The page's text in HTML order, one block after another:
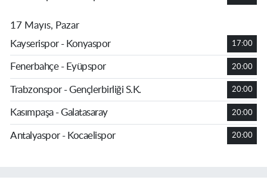
17 Mayıs, Pazar
Kayserispor - Konyaspor
17:00
Fenerbahçe - Eyüpspor 20:00
Trabzonspor - Gençlerbirliği S.K. 20:00
Kasımpaşa - Galatasaray 20:00
Antalyaspor - Kocaelispor 20:00